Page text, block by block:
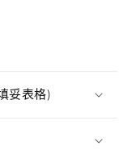
妥表格)